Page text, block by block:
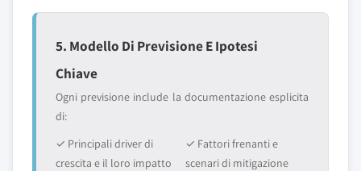
5. Modello Di Previsione E Ipotesi
Chiave
Ogni previsione include la documentazione esplicita
di:
✓ Principali driver di
crescita e il loro impatto
✓ Fattori frenanti e
scenari di mitigazione